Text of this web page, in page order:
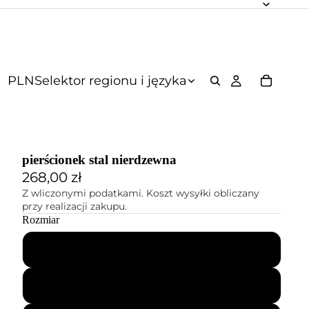
PLNSelektor regionu i języka
pierścionek stal nierdzewna
268,00 zł
Z wliczonymi podatkami. Koszt wysyłki obliczany
przy realizacji zakupu.
Rozmiar